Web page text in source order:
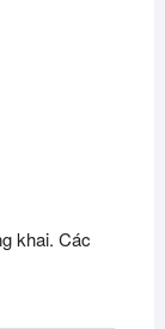
khai. Các